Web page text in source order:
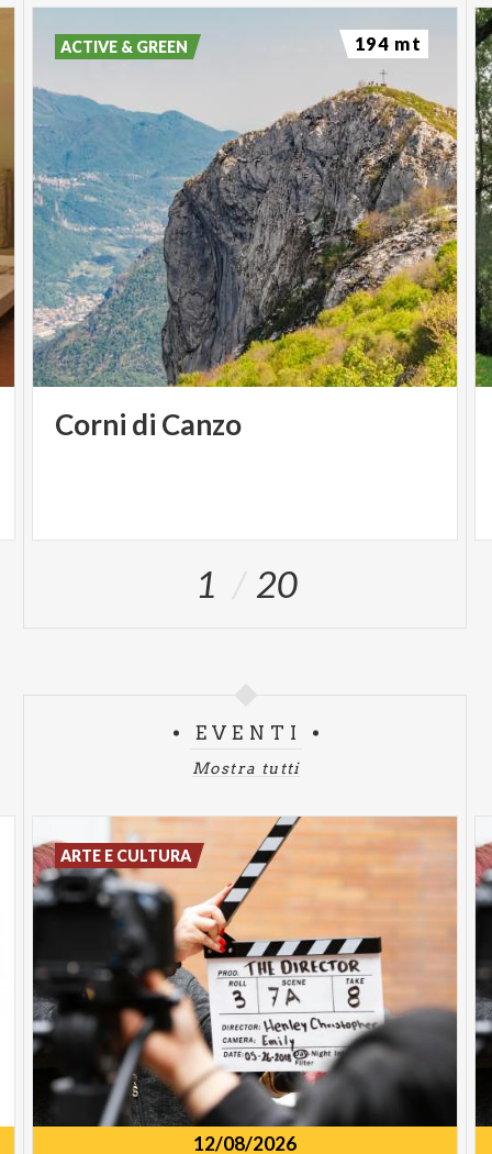
Corni di Canzo
ACTIVE & GREEN 194 mt
1 20
EVENTI
Mostra tutti
12/08/2026
ARTE E CULTURA